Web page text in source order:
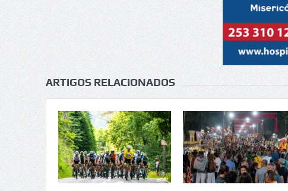
ARTIGOS RELACIONADOS